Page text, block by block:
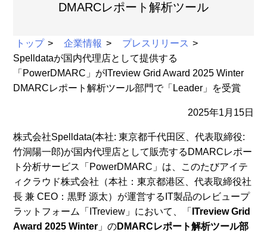
DMARCレポート解析ツール
トップ 企業情報
プレスリリース
Spelldataが国内代理店として提供する
「PowerDMARC」がITreview Grid Award 2025 Winter
DMARCレポート解析ツール部門で「Leader」を受賞
2025年1月15日
株式会社Spelldata(本社: 東京都千代田区、代表取締役:
竹洞陽一郎)が国内代理店として販売するDMARCレポー
ト分析サービス「PowerDMARC」は、このたびアイテ
ィクラウド株式会社（本社：東京都港区、代表取締役社
長 兼 CEO：黒野 源太）が運営するIT製品のレビュープ
ラットフォーム「ITreview」において、「 ITreview Grid
Award 2025 Winter 」のDMARCレポート解析ツール部